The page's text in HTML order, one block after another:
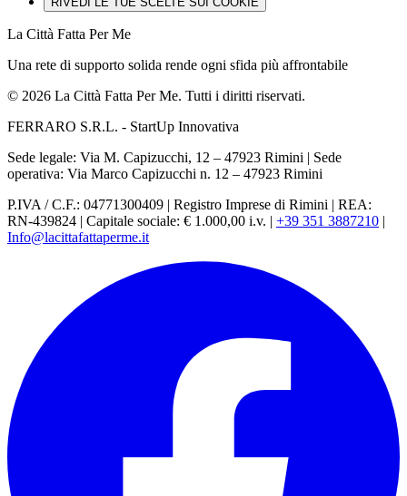
La Città Fatta Per Me
Una rete di supporto solida rende ogni sfida più affrontabile
© 2026 La Città Fatta Per Me. Tutti i diritti riservati.
FERRARO S.R.L. - StartUp Innovativa
Sede legale: Via M. Capizucchi, 12 – 47923 Rimini | Sede
operativa: Via Marco Capizucchi n. 12 – 47923 Rimini
P.IVA / C.F.: 04771300409 | Registro Imprese di Rimini | REA:
RN-439824 | Capitale sociale: € 1.000,00 i.v. | +39 351 3887210 |
Info@lacittafattaperme.it